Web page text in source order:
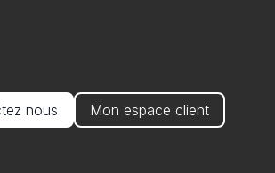
nous Mon espace client